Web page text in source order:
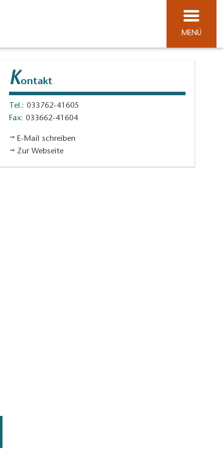
MENÜ
Kontakt
Tel.: 033762-41605
Fax: 033662-41604
E-Mail schreiben
Zur Webseite